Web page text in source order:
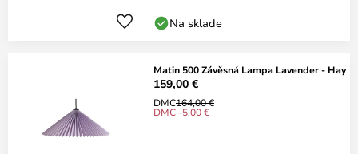
Na sklade
Matin 500 Závěsná Lampa Lavender - Hay
159,00 €
DMC164,00 €
DMC -5,00 €